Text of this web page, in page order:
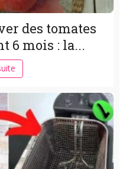
des tomates
6 mois : la...